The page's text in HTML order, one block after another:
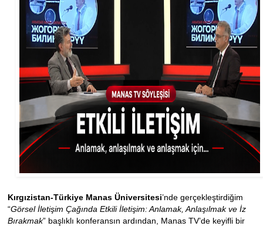
Kırgızistan-Türkiye Manas Üniversitesi’nde gerçekleştirdiğim
“Görsel İletişim Çağında Etkili İletişim: Anlamak, Anlaşılmak ve İz
Bırakmak” başlıklı konferansın ardından, Manas TV’de keyifli bir